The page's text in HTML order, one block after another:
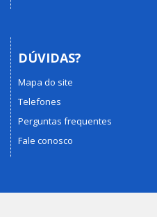
DÚVIDAS?
Mapa do site
Telefones
Perguntas frequentes
Fale conosco